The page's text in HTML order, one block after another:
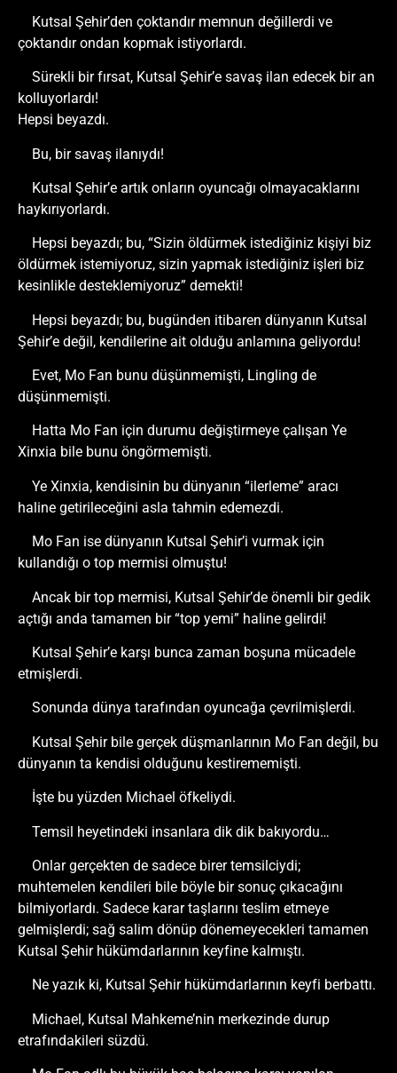
Kutsal Şehir’den çoktandır memnun değillerdi ve
çoktandır ondan kopmak istiyorlardı.
Sürekli bir fırsat, Kutsal Şehir’e savaş ilan edecek bir an
kolluyorlardı!
Hepsi beyazdı.
Bu, bir savaş ilanıydı!
Kutsal Şehir’e artık onların oyuncağı olmayacaklarını
haykırıyorlardı.
Hepsi beyazdı; bu, “Sizin öldürmek istediğiniz kişiyi biz
öldürmek istemiyoruz, sizin yapmak istediğiniz işleri biz
kesinlikle desteklemiyoruz” demekti!
Hepsi beyazdı; bu, bugünden itibaren dünyanın Kutsal
Şehir’e değil, kendilerine ait olduğu anlamına geliyordu!
Evet, Mo Fan bunu düşünmemişti, Lingling de
düşünmemişti.
Hatta Mo Fan için durumu değiştirmeye çalışan Ye
Xinxia bile bunu öngörmemişti.
Ye Xinxia, kendisinin bu dünyanın “ilerleme” aracı
haline getirileceğini asla tahmin edemezdi.
Mo Fan ise dünyanın Kutsal Şehir’i vurmak için
kullandığı o top mermisi olmuştu!
Ancak bir top mermisi, Kutsal Şehir’de önemli bir gedik
açtığı anda tamamen bir “top yemi” haline gelirdi!
Kutsal Şehir’e karşı bunca zaman boşuna mücadele
etmişlerdi.
Sonunda dünya tarafından oyuncağa çevrilmişlerdi.
Kutsal Şehir bile gerçek düşmanlarının Mo Fan değil, bu
dünyanın ta kendisi olduğunu kestirememişti.
İşte bu yüzden Michael öfkeliydi.
Temsil heyetindeki insanlara dik dik bakıyordu…
Onlar gerçekten de sadece birer temsilciydi;
muhtemelen kendileri bile böyle bir sonuç çıkacağını
bilmiyorlardı. Sadece karar taşlarını teslim etmeye
gelmişlerdi; sağ salim dönüp dönemeyecekleri tamamen
Kutsal Şehir hükümdarlarının keyfine kalmıştı.
Ne yazık ki, Kutsal Şehir hükümdarlarının keyfi berbattı.
Michael, Kutsal Mahkeme’nin merkezinde durup
etrafındakileri süzdü.